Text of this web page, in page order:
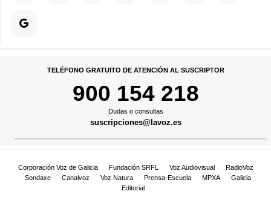
TELÉFONO GRATUITO DE ATENCIÓN AL SUSCRIPTOR
900 154 218
Dudas o consultas
suscripciones@lavoz.es
Corporación Voz de Galicia Fundación SRFL Voz Audiovisual
RadioVoz
Sondaxe
Canalvoz Voz Natura Prensa-Escuela MPXA
Galicia
Editorial